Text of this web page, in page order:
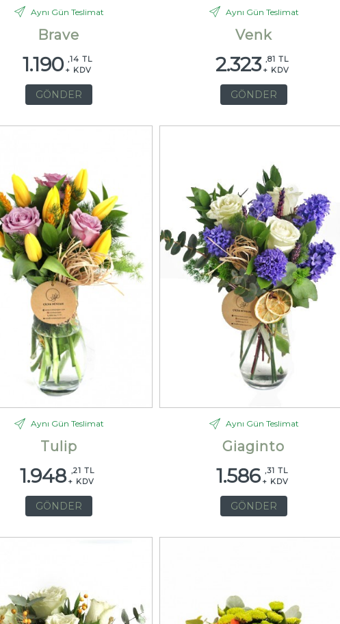
Aynı Gün Teslimat
Brave
1.190 ,14 TL
+ KDV
GÖNDER
Aynı Gün Teslimat
Venk
2.323 ,81 TL
+ KDV
GÖNDER
Aynı Gün Teslimat
Tulip
1.948 ,21 TL
+ KDV
GÖNDER
Aynı Gün Teslimat
Giaginto
1.586 ,31 TL
+ KDV
GÖNDER